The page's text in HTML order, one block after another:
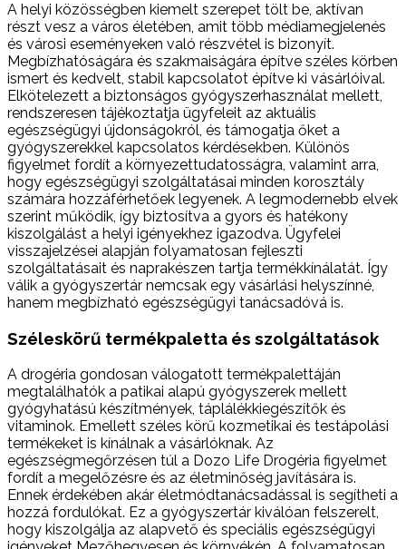
A helyi közösségben kiemelt szerepet tölt be, aktívan
részt vesz a város életében, amit több médiamegjelenés
és városi eseményeken való részvétel is bizonyít.
Megbízhatóságára és szakmaiságára építve széles körben
ismert és kedvelt, stabil kapcsolatot építve ki vásárlóival.
Elkötelezett a biztonságos gyógyszerhasználat mellett,
rendszeresen tájékoztatja ügyfeleit az aktuális
egészségügyi újdonságokról, és támogatja őket a
gyógyszerekkel kapcsolatos kérdésekben. Különös
figyelmet fordít a környezettudatosságra, valamint arra,
hogy egészségügyi szolgáltatásai minden korosztály
számára hozzáférhetőek legyenek. A legmodernebb elvek
szerint működik, így biztosítva a gyors és hatékony
kiszolgálást a helyi igényekhez igazodva. Ügyfelei
visszajelzései alapján folyamatosan fejleszti
szolgáltatásait és naprakészen tartja termékkínálatát. Így
válik a gyógyszertár nemcsak egy vásárlási helyszínné,
hanem megbízható egészségügyi tanácsadóvá is.
Széleskörű termékpaletta és szolgáltatások
A drogéria gondosan válogatott termékpalettáján
megtalálhatók a patikai alapú gyógyszerek mellett
gyógyhatású készítmények, táplálékkiegészítők és
vitaminok. Emellett széles körű kozmetikai és testápolási
termékeket is kínálnak a vásárlóknak. Az
egészségmegőrzésen túl a Dozo Life Drogéria figyelmet
fordít a megelőzésre és az életminőség javítására is.
Ennek érdekében akár életmódtanácsadással is segítheti a
hozzá fordulókat. Ez a gyógyszertár kiválóan felszerelt,
hogy kiszolgálja az alapvető és speciális egészségügyi